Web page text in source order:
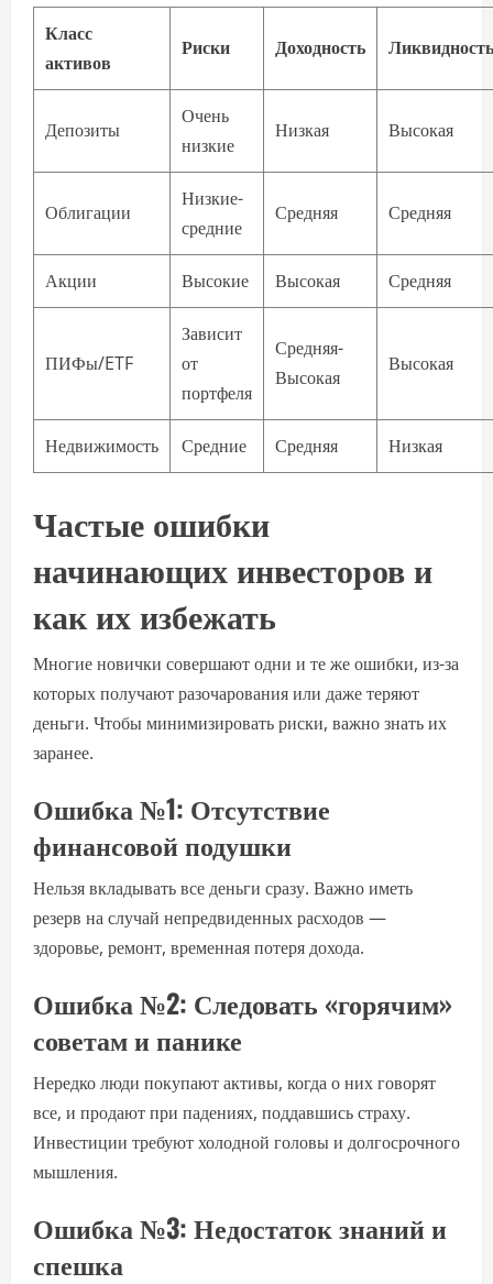
Класс
активов
Риски Доходность Ликвидность
Депозиты
Очень
низкие
Низкая Высокая
Облигации
Низкие-
средние
Средняя Средняя
Акции Высокие Высокая Средняя
ПИФы/ETF
Зависит
от
портфеля
Средняя-
Высокая
Высокая
Недвижимость Средние Средняя Низкая
Частые ошибки
начинающих инвесторов и
как их избежать
Многие новички совершают одни и те же ошибки, из-за
которых получают разочарования или даже теряют
деньги. Чтобы минимизировать риски, важно знать их
заранее.
Ошибка №1: Отсутствие
финансовой подушки
Нельзя вкладывать все деньги сразу. Важно иметь
резерв на случай непредвиденных расходов —
здоровье, ремонт, временная потеря дохода.
Ошибка №2: Следовать «горячим»
советам и панике
Нередко люди покупают активы, когда о них говорят
все, и продают при падениях, поддавшись страху.
Инвестиции требуют холодной головы и долгосрочного
мышления.
Ошибка №3: Недостаток знаний и
спешка